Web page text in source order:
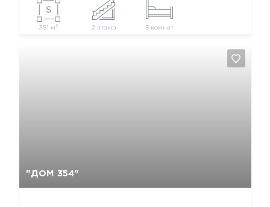
351 м 2 2 этажа 5 комнат
"ДОМ 354"